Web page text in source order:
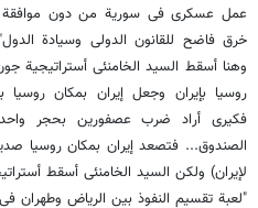
عمل عسکری فی سوریة من دون موافقة
خرق فاضح للقانون الدولی وسیادة
وهنا أسقط السید الخامنئی أستراتیجیة
روسیا بإیران وجعل إیران بمکان روسیا
فکیری أراد ضرب عصفورین بحجر
الصندوق... فتصعد إیران بمکان روسیا
لإیران) ولکن السید الخامنئی أسقط
"لعبة تقسیم النفوذ بین الریاض وطهران فی